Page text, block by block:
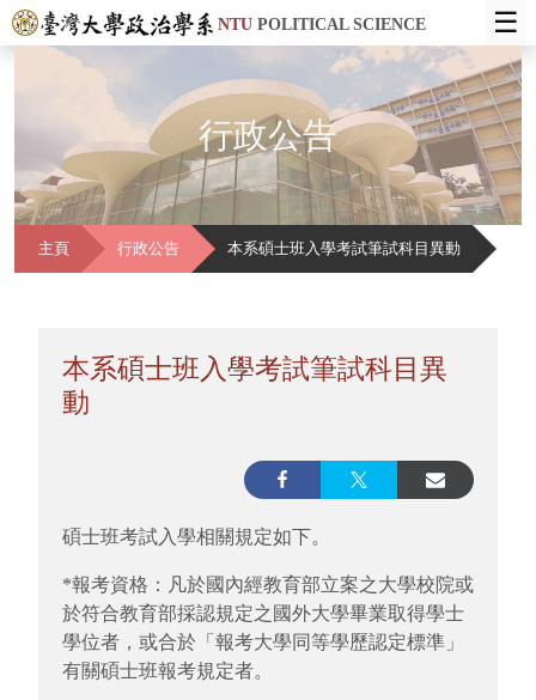
NTUPOLITICAL SCIENCE ☰
行政公告
主頁 行政公告 本系碩士班入學考試筆試科目異動
本系碩士班入學考試筆試科目異
動
碩士班考試入學相關規定如下。
*報考資格：凡於國內經教育部立案之大學校院或
於符合教育部採認規定之國外大學畢業取得學士
學位者，或合於「報考大學同等學歷認定標準」
有關碩士班報考規定者。